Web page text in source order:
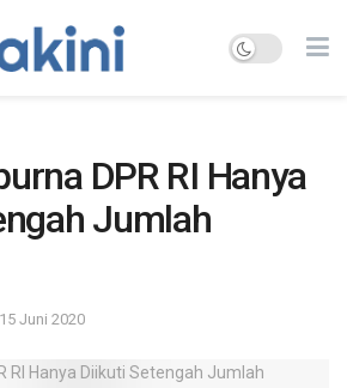
DPR RI Hanya
Jumlah
15 Juni 2020